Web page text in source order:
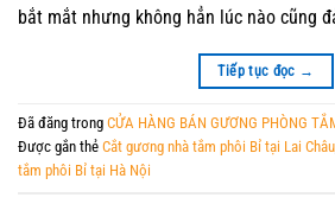
bắt mắt nhưng không hẳn lúc nào cũng
Tiếp tục đọc →
Đã đăng trong CỬA HÀNG BÁN GƯƠNG PHÒNG
Được gắn thẻ Cắt gương nhà tắm phôi Bỉ tại Lai Châu
tắm phôi Bỉ tại Hà Nội